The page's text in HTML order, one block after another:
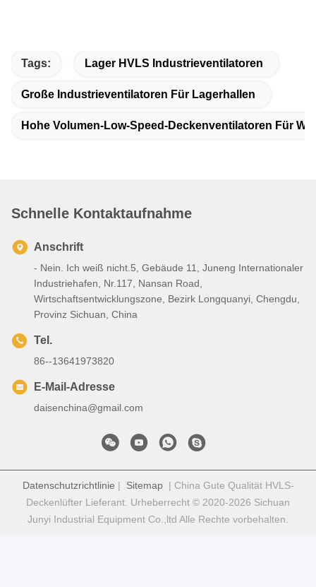
Tags: Lager HVLS Industrieventilatoren
Große Industrieventilatoren Für Lagerhallen
Hohe Volumen-Low-Speed-Deckenventilatoren Für
Schnelle Kontaktaufnahme
Anschrift
- Nein. Ich weiß nicht.5, Gebäude 11, Juneng Internationaler
Industriehafen, Nr.117, Nansan Road,
Wirtschaftsentwicklungszone, Bezirk Longquanyi, Chengdu,
Provinz Sichuan, China
Tel.
86--13641973820
E-Mail-Adresse
daisenchina@gmail.com
Datenschutzrichtlinie | Sitemap| China Gute Qualität HVLS-
Deckenlüfter Lieferant. Urheberrecht © 2020-2026 Sichuan
Junyi Industrial Equipment Co.,ltd Alle Rechte vorbehalten.